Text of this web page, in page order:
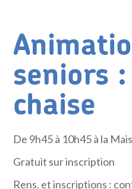
seniors
chaise
De 9h45 à 10h45 à la
Gratuit sur inscription
Rens. et inscriptions :